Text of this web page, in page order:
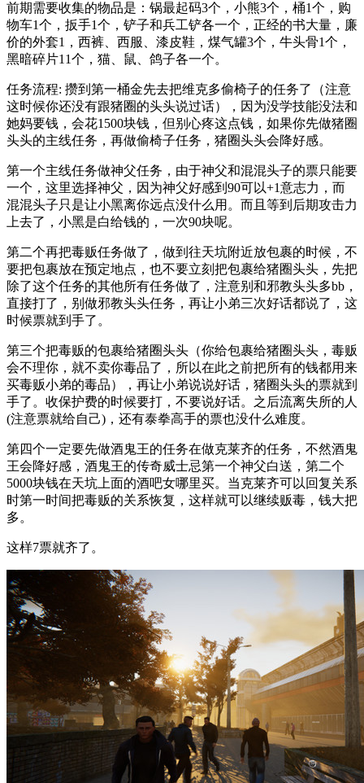
前期需要收集的物品是：锅最起码3个，小熊3个，桶1个，购
物车1个，扳手1个，铲子和兵工铲各一个，正经的书大量，廉
价的外套1，西裤、西服、漆皮鞋，煤气罐3个，牛头骨1个，
黑暗碎片11个，猫、鼠、鸽子各一个。
任务流程: 攒到第一桶金先去把维克多偷椅子的任务了（注意
这时候你还没有跟猪圈的头头说过话），因为没学技能没法和
她妈要钱，会花1500块钱，但别心疼这点钱，如果你先做猪圈
头头的主线任务，再做偷椅子任务，猪圈头头会降好感。
第一个主线任务做神父任务，由于神父和混混头子的票只能要
一个，这里选择神父，因为神父好感到90可以+1意志力，而
混混头子只是让小黑离你远点没什么用。而且等到后期攻击力
上去了，小黑是白给钱的，一次90块呢。
第二个再把毒贩任务做了，做到往天坑附近放包裹的时候，不
要把包裹放在预定地点，也不要立刻把包裹给猪圈头头，先把
除了这个任务的其他所有任务做了，注意别和邪教头头多bb，
直接打了，别做邪教头头任务，再让小弟三次好话都说了，这
时候票就到手了。
第三个把毒贩的包裹给猪圈头头（你给包裹给猪圈头头，毒贩
会不理你，就不卖你毒品了，所以在此之前把所有的钱都用来
买毒贩小弟的毒品），再让小弟说说好话，猪圈头头的票就到
手了。收保护费的时候要打，不要说好话。之后流离失所的人
(注意票就给自己)，还有泰拳高手的票也没什么难度。
第四个一定要先做酒鬼王的任务在做克莱齐的任务，不然酒鬼
王会降好感，酒鬼王的传奇威士忌第一个神父白送，第二个
5000块钱在天坑上面的酒吧女哪里买。当克莱齐可以回复关系
时第一时间把毒贩的关系恢复，这样就可以继续贩毒，钱大把
多。
这样7票就齐了。